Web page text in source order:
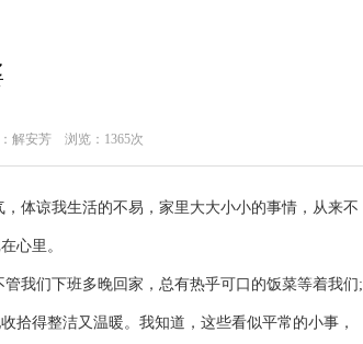
解安芳 浏览：1365次
谅我生活的不易，家里大大小小的事情，从来不
心里。
们下班多晚回家，总有热乎可口的饭菜等着我们;
拾得整洁又温暖。我知道，这些看似平常的小事，